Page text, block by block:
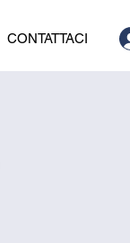
CONTATTACI